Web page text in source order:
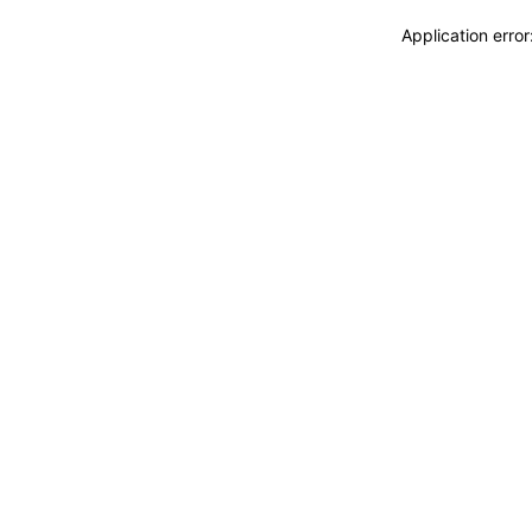
Application